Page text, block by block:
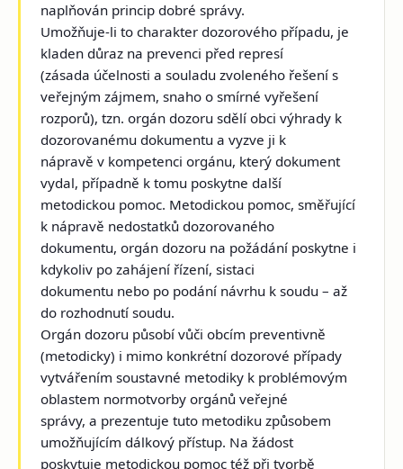
naplňován princip dobré správy.
Umožňuje-li to charakter dozorového případu, je
kladen důraz na prevenci před represí
(zásada účelnosti a souladu zvoleného řešení s
veřejným zájmem, snaho o smírné vyřešení
rozporů), tzn. orgán dozoru sdělí obci výhrady k
dozorovanému dokumentu a vyzve ji k
nápravě v kompetenci orgánu, který dokument
vydal, případně k tomu poskytne další
metodickou pomoc. Metodickou pomoc, směřující
k nápravě nedostatků dozorovaného
dokumentu, orgán dozoru na požádání poskytne i
kdykoliv po zahájení řízení, sistaci
dokumentu nebo po podání návrhu k soudu – až
do rozhodnutí soudu.
Orgán dozoru působí vůči obcím preventivně
(metodicky) i mimo konkrétní dozorové případy
vytvářením soustavné metodiky k problémovým
oblastem normotvorby orgánů veřejné
správy, a prezentuje tuto metodiku způsobem
umožňujícím dálkový přístup. Na žádost
poskytuje metodickou pomoc též při tvorbě